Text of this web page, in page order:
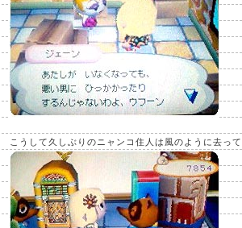
こうして久しぶりのニャンコ住人は風のように去